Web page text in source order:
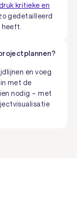
kritieke en
gedetailleerd
heeft.
en voeg
met de
nodig – met